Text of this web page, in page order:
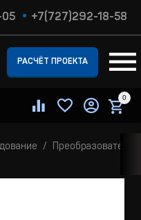
05 +7(727)292-18-58
РАСЧЁТ ПРОЕКТА
0
Преобразователи